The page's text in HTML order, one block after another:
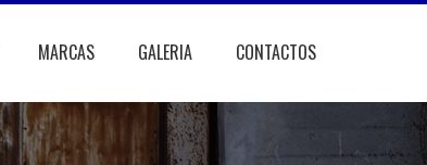
MARCAS GALERIA CONTACTOS